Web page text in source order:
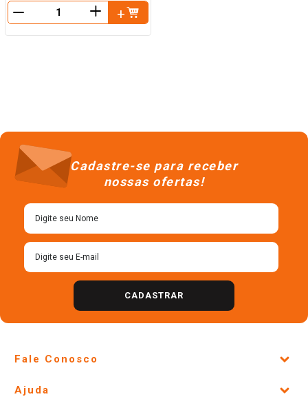
＋
Cadastre-se para receber
nossas ofertas!
CADASTRAR
Fale Conosco
Ajuda